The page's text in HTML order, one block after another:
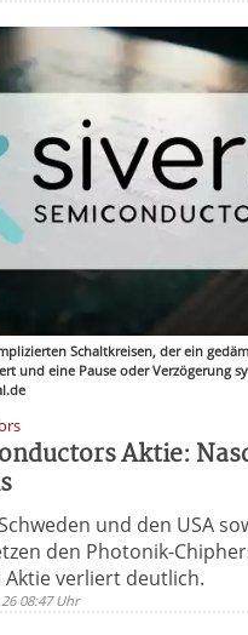
Schaltkreisen, der ein
und eine Pause oder Verzögerung
Aktie:
und den USA
den Photonik-
verliert deutlich.
08:47 Uhr